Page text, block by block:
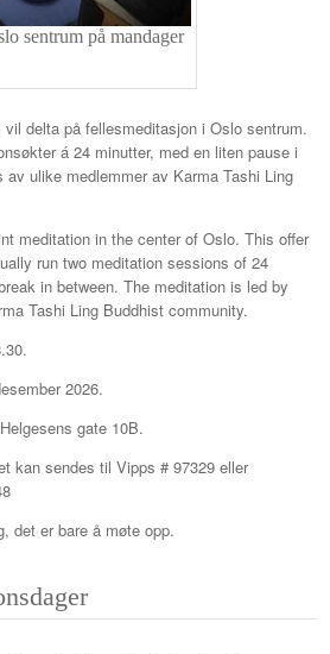
sentrum på mandager
delta på fellesmeditasjon i Oslo sentrum.
á 24 minutter, med en liten pause i
av ulike medlemmer av Karma Tashi Ling
meditation in the center of Oslo. This offer
run two meditation sessions of 24
in between. The meditation is led by
Tashi Ling Buddhist community.
2026.
gate 10B.
kan sendes til Vipps # 97329 eller
det er bare å møte opp.